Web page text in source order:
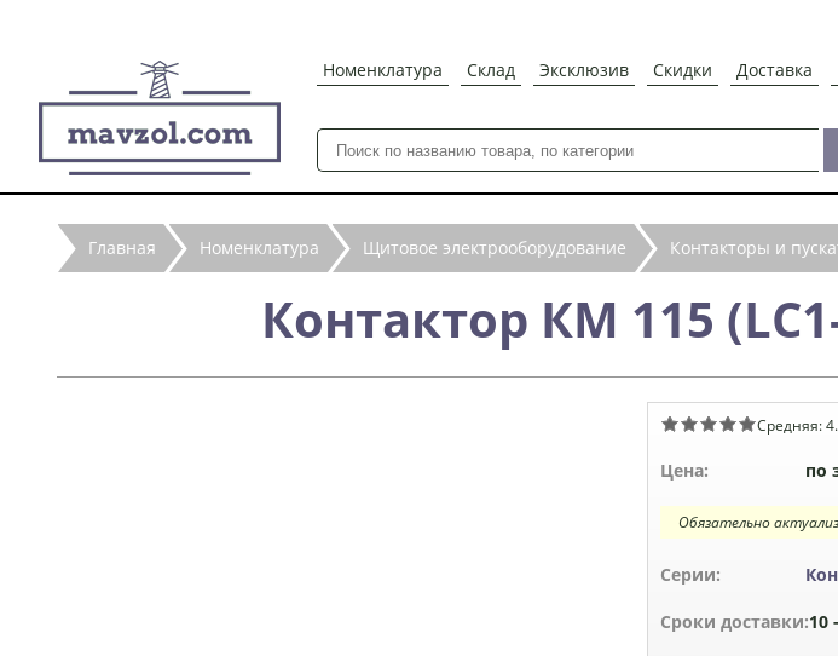
Номенклатура Склад Эксклюзив Скидки Доставка
Главная Номенклатура Щитовое электрооборудование Контакторы и
Контактор КМ 115
Средняя:
Цена: по
Обязательно
Серии:
Сроки доставки:10